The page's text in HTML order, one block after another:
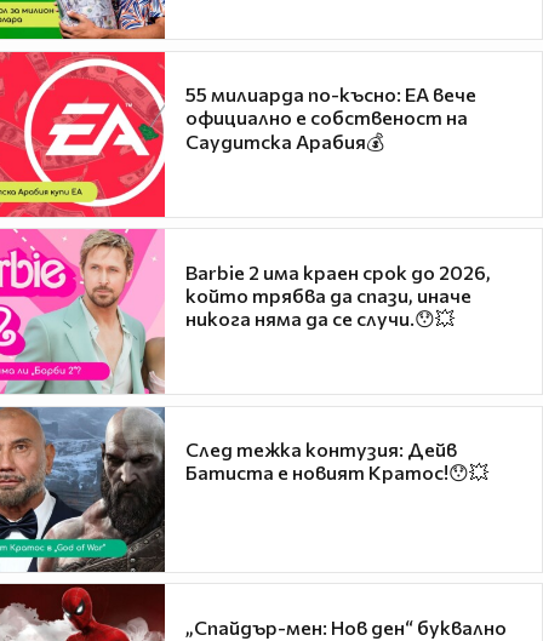
55 милиарда по-късно: EA вече
официално е собственост на
Саудитска Арабия💰
Barbie 2 има краен срок до 2026,
който трябва да спази, иначе
никога няма да се случи.😯💥
След тежка контузия: Дейв
Батиста е новият Кратос!😯💥
„Спайдър-мен: Нов ден“ буквално